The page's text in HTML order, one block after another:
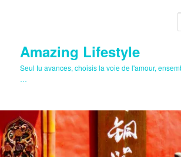
Amazing Lifestyle
Seul tu avances, choisis la voie de l'amour,
…